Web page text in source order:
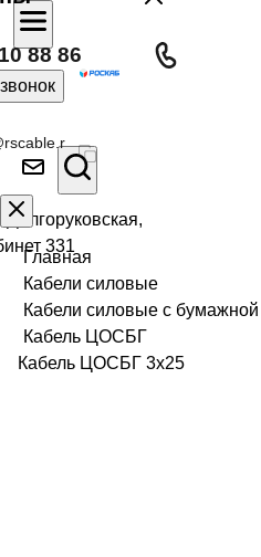
88 86
331
Главная
Кабели силовые
Кабели силовые с
Кабель ЦОСБГ
Кабель ЦОСБГ 3х25